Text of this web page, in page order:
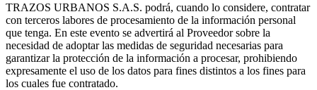
TRAZOS URBANOS S.A.S. podrá, cuando lo considere, contratar
con terceros labores de procesamiento de la información personal
que tenga. En este evento se advertirá al Proveedor sobre la
necesidad de adoptar las medidas de seguridad necesarias para
garantizar la protección de la información a procesar, prohibiendo
expresamente el uso de los datos para fines distintos a los fines para
los cuales fue contratado.